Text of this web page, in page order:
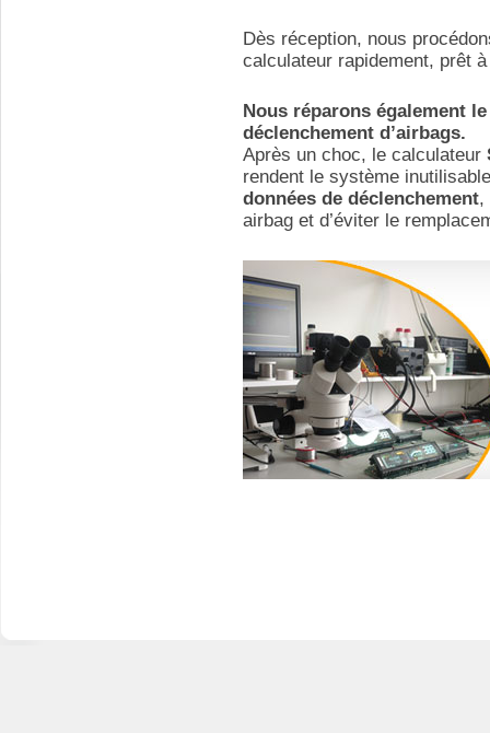
Dès réception, nous
calculateur rapidement, prêt
Nous réparons également
déclenchement d’airbags.
Après un choc, le calculateur
rendent le système
données de déclenchement,
airbag et d’éviter le